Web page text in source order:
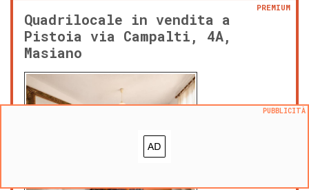
Quadrilocale in vendita a
Pistoia via Campalti, 4A,
Masiano
PREMIUM
PUBBLICITÀ